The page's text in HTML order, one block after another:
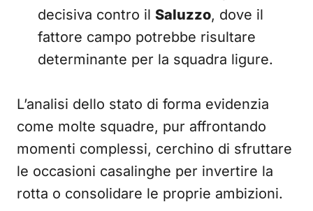
decisiva contro il Saluzzo, dove il
fattore campo potrebbe risultare
determinante per la squadra ligure.
L’analisi dello stato di forma evidenzia
come molte squadre, pur affrontando
momenti complessi, cerchino di sfruttare
le occasioni casalinghe per invertire la
rotta o consolidare le proprie ambizioni.